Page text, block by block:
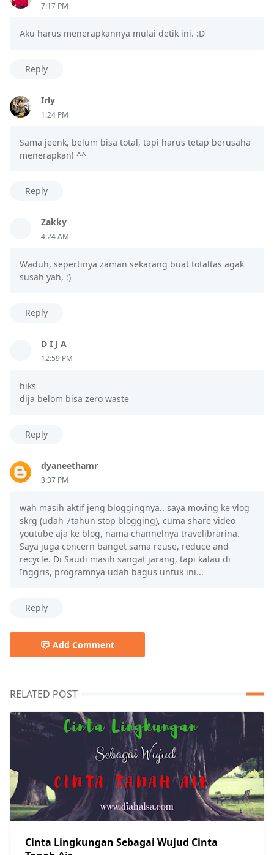
7:17 PM
Aku harus menerapkannya mulai detik ini. :D
Reply
Irly
1:24 PM
Sama jeenk, belum bisa total, tapi harus tetap berusaha
menerapkan! ^^
Reply
Zakky
4:24 AM
Waduh, sepertinya zaman sekarang buat totaltas agak
susah yah, :)
Reply
D I J A
12:59 PM
hiks
dija belom bisa zero waste
Reply
dyaneethamr
3:37 PM
wah masih aktif jeng bloggingnya.. saya moving ke vlog
skrg (udah 7tahun stop blogging), cuma share video
youtube aja ke blog, nama channelnya travelibrarina.
Saya juga concern banget sama reuse, reduce and
recycle. Di Saudi masih sangat jarang, tapi kalau di
Inggris, programnya udah bagus untuk ini...
Reply
Add Comment
RELATED POST
Cinta Lingkungan Sebagai Wujud Cinta